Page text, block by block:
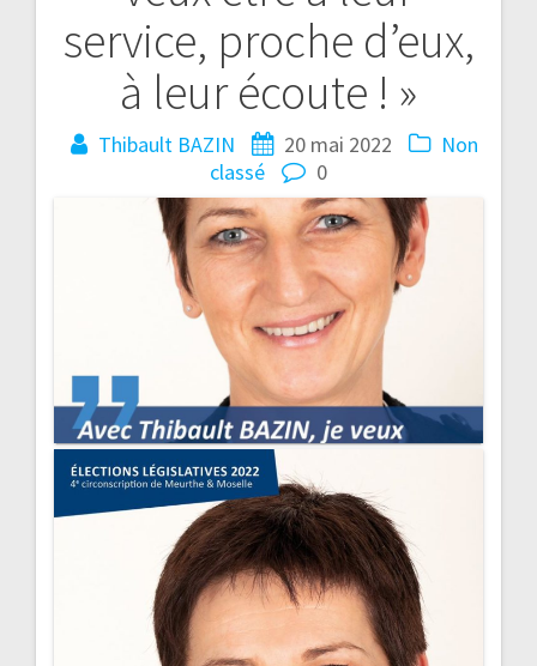
service, proche d’eux,
à leur écoute ! »
Thibault BAZIN 20 mai 2022
Non
classé
0